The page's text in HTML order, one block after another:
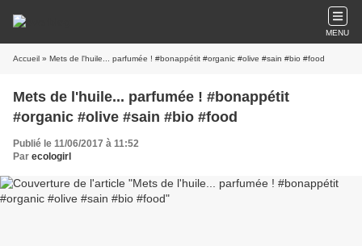
MENU
Accueil » Mets de l'huile... parfumée ! #bonappétit #organic #olive #sain #bio #food
Mets de l'huile... parfumée ! #bonappétit
#organic #olive #sain #bio #food
Publié le 11/06/2017 à 11:52
Par ecologirl